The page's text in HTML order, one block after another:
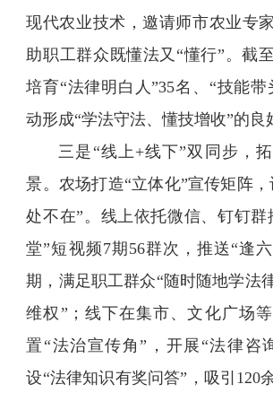
现代农业技术，邀请师市农业专
助职工群众既懂法又“懂行”。截
培育“法律明白人”35名、“技能带
动形成“学法守法、懂技增收”的良
三是“线上+线下”双同步，
景。农场打造“立体化”宣传矩阵
处不在”。线上依托微信、钉钉群
堂”短视频7期56群次，推送“逢
期，满足职工群众“随时随地学法
维权”；线下在集市、文化广场
置“法治宣传角”，开展“法律咨
设“法律知识有奖问答”，吸引120